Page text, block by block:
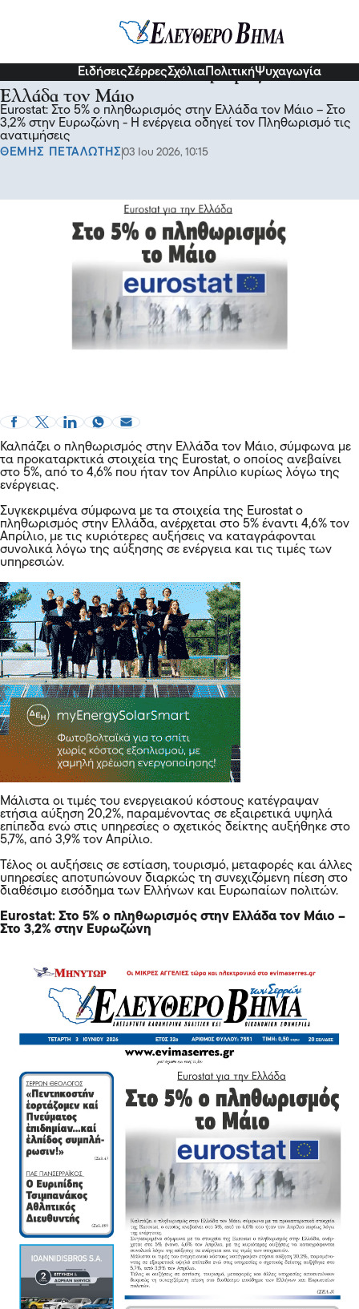
ΕιδήσειςΣέρρεςΣχόλια ΠολιτικήΨυχαγωγία
Eurostat: Στο 5% ο πληθωρισμός στην
Ελλάδα τον Μάιο
Εurostat: Στο 5% ο πληθωρισμός στην Ελλάδα τον Μάιο – Στο
3,2% στην Ευρωζώνη - Η ενέργεια οδηγεί τον Πληθωρισμό τις
ανατιμήσεις
ΘΕΜΗΣ ΠΕΤΑΛΩΤΗΣ 03 Ιου 2026, 10:15
Καλπάζει ο πληθωρισμός στην Ελλάδα τον Μάιο, σύμφωνα με
τα προκαταρκτικά στοιχεία της Eurostat, ο οποίος ανεβαίνει
στο 5%, από το 4,6% που ήταν τον Απρίλιο κυρίως λόγω της
ενέργειας.
Συγκεκριμένα σύμφωνα με τα στοιχεία της Eurostat ο
πληθωρισμός στην Ελλάδα, ανέρχεται στο 5% έναντι 4,6% τον
Απρίλιο, με τις κυριότερες αυξήσεις να καταγράφονται
συνολικά λόγω της αύξησης σε ενέργεια και τις τιμές των
υπηρεσιών.
Μάλιστα οι τιμές του ενεργειακού κόστους κατέγραψαν
ετήσια αύξηση 20,2%, παραμένοντας σε εξαιρετικά υψηλά
επίπεδα ενώ στις υπηρεσίες ο σχετικός δείκτης αυξήθηκε στο
5,7%, από 3,9% τον Απρίλιο.
Τέλος οι αυξήσεις σε εστίαση, τουρισμό, μεταφορές και άλλες
υπηρεσίες αποτυπώνουν διαρκώς τη συνεχιζόμενη πίεση στο
διαθέσιμο εισόδημα των Ελλήνων και Ευρωπαίων πολιτών.
Εurostat: Στο 5% ο πληθωρισμός στην Ελλάδα τον Μάιο –
Στο 3,2% στην Ευρωζώνη